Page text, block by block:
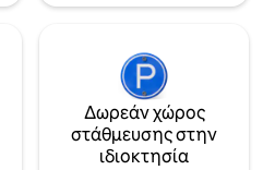
Δωρεάν χώρος
στάθμευσης στην
ιδιοκτησία